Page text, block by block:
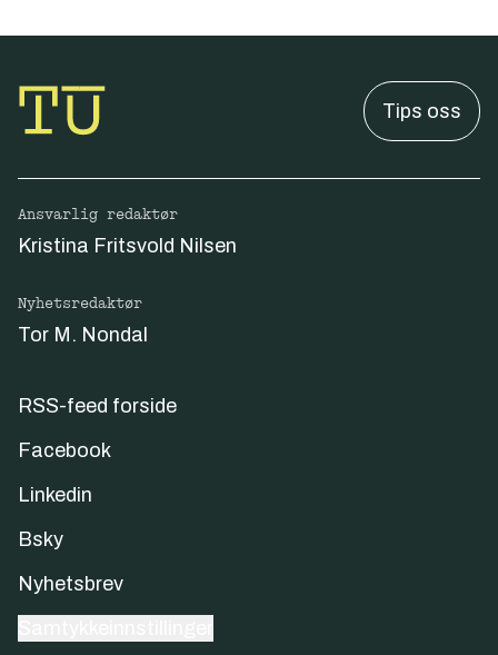
Tips oss
Ansvarlig redaktør
Kristina Fritsvold Nilsen
Nyhetsredaktør
Tor M. Nondal
RSS-feed forside
Facebook
Linkedin
Bsky
Nyhetsbrev